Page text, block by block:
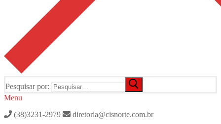
Pesquisar por:
Menu
(38)3231-2979
diretoria@cisnorte.com.br